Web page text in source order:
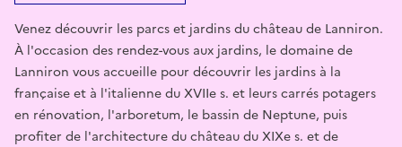
Venez découvrir les parcs et jardins du château de Lanniron.
À l'occasion des rendez-vous aux jardins, le domaine de
Lanniron vous accueille pour découvrir les jardins à la
française et à l'italienne du XVIIe s. et leurs carrés potagers
en rénovation, l'arboretum, le bassin de Neptune, puis
profiter de l'architecture du château du XIXe s. et de